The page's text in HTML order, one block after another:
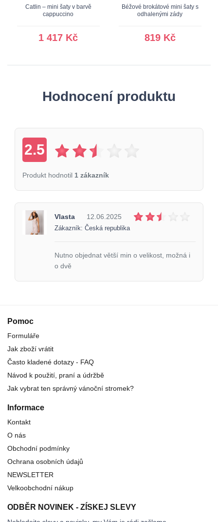
Catlin – mini šaty v barvě
cappuccino
1 417 Kč
Béžové brokátové mini šaty s
odhalenými zády
819 Kč
Hodnocení produktu
2.5
Produkt hodnotil 1 zákazník
Vlasta 12.06.2025
Zákazník: Česká republika
Nutno objednat větší min o velikost, možná i
o dvě
Pomoc
Formuláře
Jak zboží vrátit
Často kladené dotazy - FAQ
Návod k použití, praní a údržbě
Jak vybrat ten správný vánoční stromek?
Informace
Kontakt
O nás
Obchodní podmínky
Ochrana osobních údajů
NEWSLETTER
Velkoobchodní nákup
ODBĚR NOVINEK - ZÍSKEJ SLEVY